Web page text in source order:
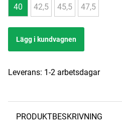
40
42,5 45,5 47,5
Lägg i kundvagnen
Leverans: 1-2 arbetsdagar
PRODUKTBESKRIVNING